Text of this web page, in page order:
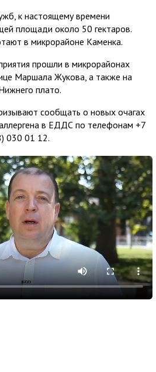
к настоящему времени
площади около 50 гектаров.
в микрорайоне Каменка.
прошли в микрорайонах
Маршала Жукова, а также на
плато.
сообщать о новых очагах
в ЕДДС по телефонам +7
030 01 12.